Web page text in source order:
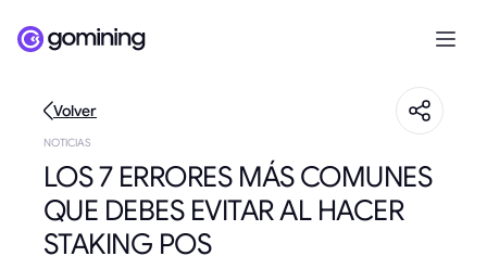
Volver
NOTICIAS
LOS 7 ERRORES MÁS COMUNES
QUE DEBES EVITAR AL HACER
STAKING POS